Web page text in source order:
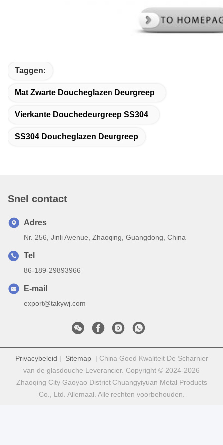
Taggen:
Mat Zwarte Doucheglazen Deurgreep
Vierkante Douchedeurgreep SS304
SS304 Doucheglazen Deurgreep
Snel contact
Adres
Nr. 256, Jinli Avenue, Zhaoqing, Guangdong, China
Tel
86-189-29893966
E-mail
export@takywj.com
Privacybeleid | Sitemap| China Goed Kwaliteit De Scharnier
van de glasdouche Leverancier. Copyright © 2024-2026
Zhaoqing City Gaoyao District Chuangyiyuan Metal Products
Co., Ltd. Allemaal. Alle rechten voorbehouden.